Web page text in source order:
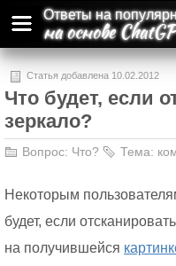
Ответы на
на основе
Статья добавлена 10.02.2012
Что будет, если
зеркало?
Вопрос: Что? Тема:
Некоторым
будет, если
на получившейся